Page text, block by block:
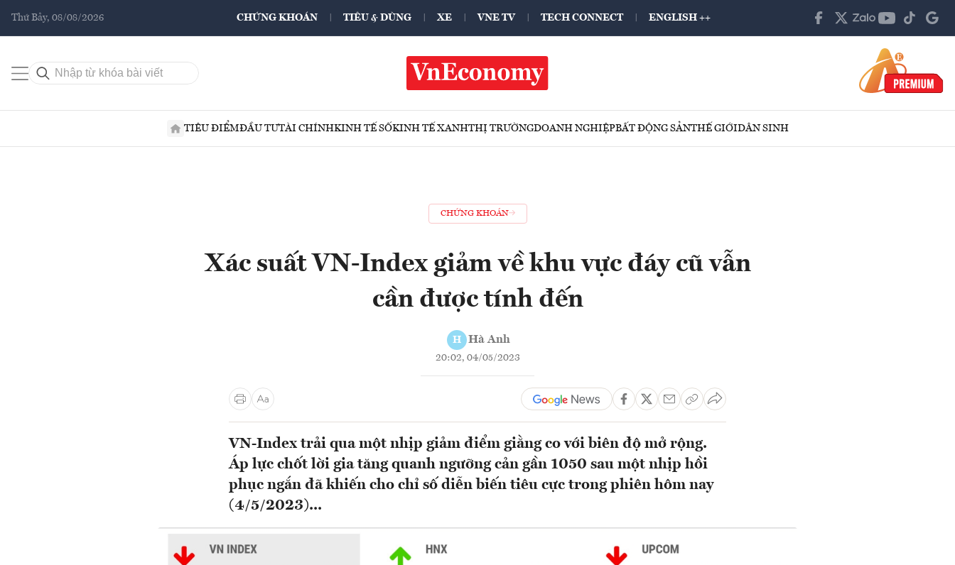
Thứ Bảy, 08/08/2026 CHỨNG KHOÁN TIÊU & DÙNG XE VNE TV TECH CONNECT ENGLISH ++
TIÊU ĐIỂMĐẦU TƯTÀI CHÍNHKINH TẾ SỐKINH TẾ XANHTHỊ TRƯỜNGDOANH NGHIỆPBẤT ĐỘNG SẢNTHẾ GIỚIDÂN SINH
CHỨNG KHOÁN
Xác suất VN-Index giảm về khu vực đáy cũ vẫn
cần được tính đến
H Hà Anh
20:02, 04/05/2023
VN-Index trải qua một nhịp giảm điểm giằng co với biên độ mở rộng.
Áp lực chốt lời gia tăng quanh ngưỡng cản gần 1050 sau một nhịp hồi
phục ngắn đã khiến cho chỉ số diễn biến tiêu cực trong phiên hôm nay
(4/5/2023)...